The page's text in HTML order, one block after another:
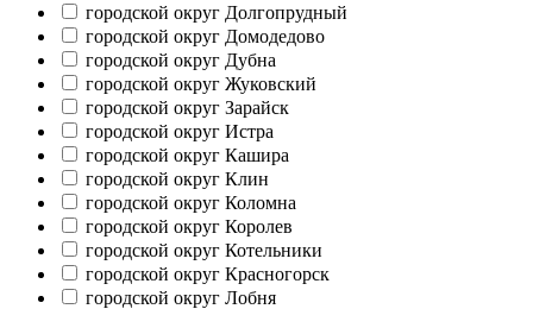
городской округ Долгопрудный
городской округ Домодедово
городской округ Дубна
городской округ Жуковский
городской округ Зарайск
городской округ Истра
городской округ Кашира
городской округ Клин
городской округ Коломна
городской округ Королев
городской округ Котельники
городской округ Красногорск
городской округ Лобня